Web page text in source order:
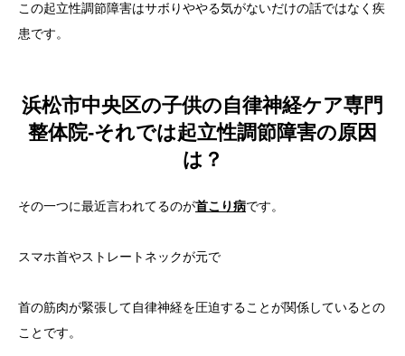
この起立性調節障害はサボりややる気がないだけの話ではなく疾
患です。
浜松市中央区の子供の自律神経ケア専門
整体院-それでは起立性調節障害の原因
は？
その一つに最近言われてるのが首こり病です。
スマホ首やストレートネックが元で
首の筋肉が緊張して自律神経を圧迫することが関係しているとの
ことです。